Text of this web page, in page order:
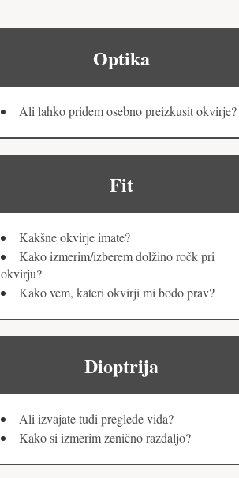
Optika
Ali lahko pridem osebno preizkusit okvirje?
Fit
Kakšne okvirje imate?
Kako izmerim/izberem dolžino ročk pri
okvirju?
Kako vem, kateri okvirji mi bodo prav?
Dioptrija
Ali izvajate tudi preglede vida?
Kako si izmerim zenično razdaljo?